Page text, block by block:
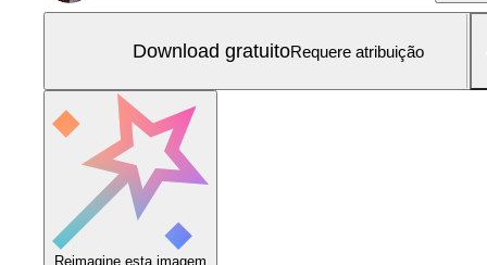
Download gratuitoRequere atribuição
Reimagine esta imagem